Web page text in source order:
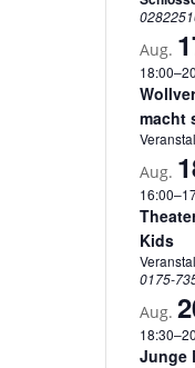
Aug.
18:00–
macht
Aug.
16:00–
Kids
0175-
Aug.
18:30–
Junge